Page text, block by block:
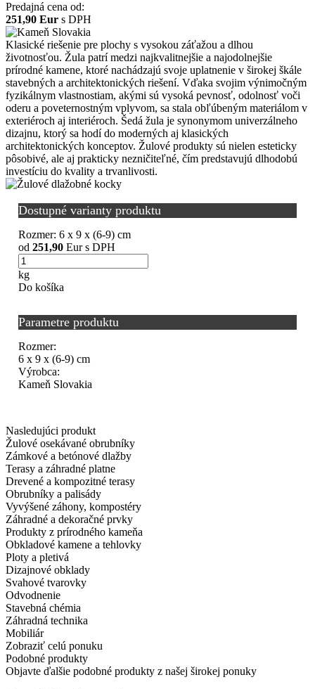
Predajná cena od:
251,90 Eur s DPH
Klasické riešenie pre plochy s vysokou záťažou a dlhou
životnosťou. Žula patrí medzi najkvalitnejšie a najodolnejšie
prírodné kamene, ktoré nachádzajú svoje uplatnenie v širokej škále
stavebných a architektonických riešení. Vďaka svojim výnimočným
fyzikálnym vlastnostiam, akými sú vysoká pevnosť, odolnosť voči
oderu a poveternostným vplyvom, sa stala obľúbeným materiálom v
exteriéroch aj interiéroch. Šedá žula je synonymom univerzálneho
dizajnu, ktorý sa hodí do moderných aj klasických
architektonických konceptov. Žulové produkty sú nielen esteticky
pôsobivé, ale aj prakticky nezničiteľné, čím predstavujú dlhodobú
investíciu do kvality a trvanlivosti.
Dostupné varianty produktu
Rozmer: 6 x 9 x (6-9) cm
od 251,90 Eur s DPH
kg
Do košíka
Parametre produktu
Rozmer:
6 x 9 x (6-9) cm
Výrobca:
Kameň Slovakia
Nasledujúci produkt
Žulové osekávané obrubníky
Zámkové a betónové dlažby
Terasy a záhradné platne
Drevené a kompozitné terasy
Obrubníky a palisády
Vyvýšené záhony, kompostéry
Záhradné a dekoračné prvky
Produkty z prírodného kameňa
Obkladové kamene a tehlovky
Ploty a pletivá
Dizajnové obklady
Svahové tvarovky
Odvodnenie
Stavebná chémia
Záhradná technika
Mobiliár
Zobraziť celú ponuku
Podobné produkty
Objavte ďalšie podobné produkty z našej širokej ponuky